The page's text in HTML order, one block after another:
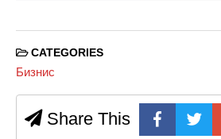
CATEGORIES
Бизнис
Share This